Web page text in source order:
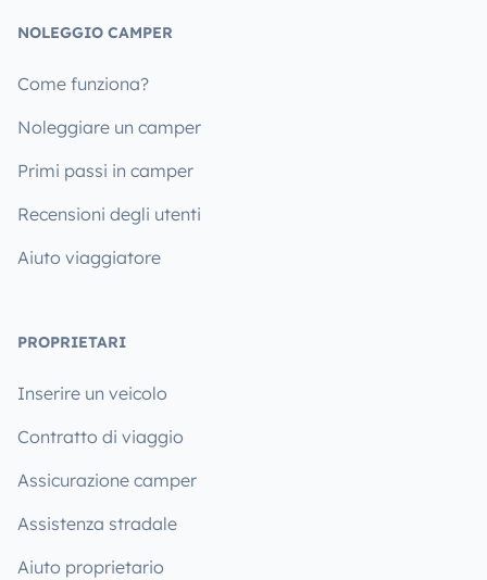
NOLEGGIO CAMPER
Come funziona?
Noleggiare un camper
Primi passi in camper
Recensioni degli utenti
Aiuto viaggiatore
PROPRIETARI
Inserire un veicolo
Contratto di viaggio
Assicurazione camper
Assistenza stradale
Aiuto proprietario